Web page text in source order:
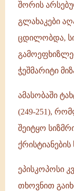
შორის
გლახაკები
ცდილობდა,
ჭეშმარიტი
ამასობაში
(249-251),
შეიტყო
ქრისტიანების
ეპისკოპოსი
თხოვნით